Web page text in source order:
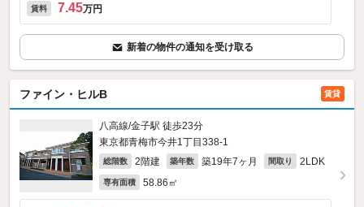
賃料 7.45万円
新着の物件の通知を受け取る
ファイン・ヒルB 賃貸
八高線/金子駅 徒歩23分
東京都青梅市今井1丁目338‐1
総階数 2階建 築年数 築19年7ヶ月 間取り 2LDK
専有面積 58.86㎡